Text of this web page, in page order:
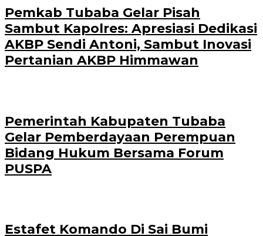
Pemkab Tubaba Gelar Pisah
Sambut Kapolres: Apresiasi Dedikasi
AKBP Sendi Antoni, Sambut Inovasi
Pertanian AKBP Himmawan
Pemerintah Kabupaten Tubaba
Gelar Pemberdayaan Perempuan
Bidang Hukum Bersama Forum
PUSPA
Estafet Komando Di Sai Bumi